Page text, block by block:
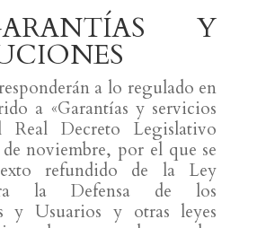
Y
a lo regulado en
a «Garantías y servicios
Real Decreto Legislativo
noviembre, por el que se
refundido de la Ley
la Defensa de los
y Usuarios y otras leyes